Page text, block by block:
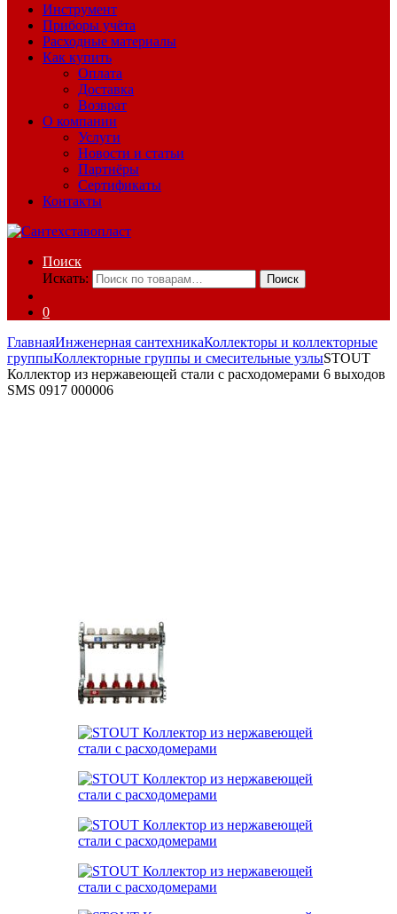
Инструмент
Приборы учёта
Расходные материалы
Как купить
Оплата
Доставка
Возврат
О компании
Услуги
Новости и статьи
Партнёры
Сертификаты
Контакты
Поиск
Искать:
Поиск
0
ГлавнаяИнженерная сантехникаКоллекторы и коллекторные
группыКоллекторные группы и смесительные узлыSTOUT
Коллектор из нержавеющей стали с расходомерами 6 выходов
SMS 0917 000006